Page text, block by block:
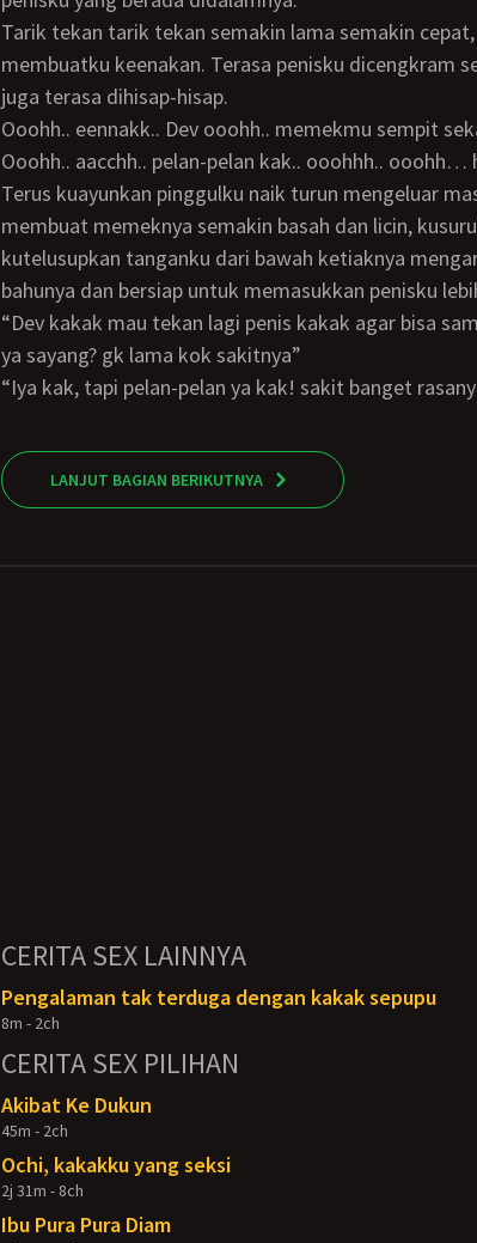
Tarik tekan tarik tekan semakin lama semakin cepat, oohh.. baru setengah saja sudah
membuatku keenakan. Terasa penisku dicengkram
juga terasa dihisap-hisap.
ooohh.. eennakk.. Dev ooohh.. memekmu sempit
ooohh.. aacchh.. pelan-pelan kak.. ooohhh..
Terus kuayunkan pinggulku naik turun mengeluar masukkan setengah penisku
membuat memeknya semakin basah dan licin,
kutelusupkan tanganku dari bawah ketiaknya
bahunya dan bersiap untuk memasukkan penisku
“Dev kakak mau tekan lagi penis kakak agar bisa sampai mentok, kalo sakit tahan aja
ya sayang? gk lama kok sakitnya”
“iya kak, tapi pelan-pelan ya kak! sakit banget
LANJUT BAGIAN BERIKUTNYA
CERITA SEX LAINNYA
Pengalaman tak terduga dengan kakak sepupu
8m - 2ch
CERITA SEX PILIHAN
Akibat Ke Dukun
45m - 2ch
Ochi, kakakku yang seksi
2j 31m - 8ch
Ibu Pura Pura Diam